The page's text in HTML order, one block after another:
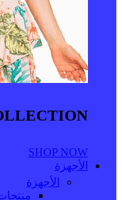
SHOP NOW
الأجهزة
الأجهزة